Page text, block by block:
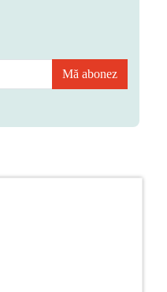
Mă abonez